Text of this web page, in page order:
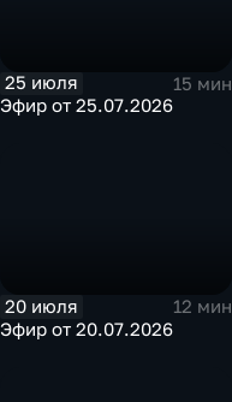
25 июля
15 мин
Эфир от 25.07.2026
20 июля
12 мин
Эфир от 20.07.2026